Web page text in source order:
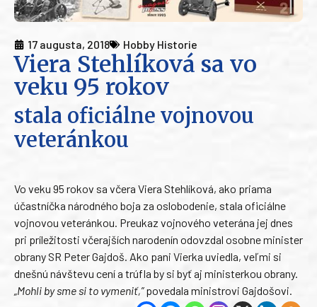
17 augusta, 2018 Hobby Historie
Viera Stehlíková sa vo
veku 95 rokov
stala oficiálne vojnovou
veteránkou
Vo veku 95 rokov sa včera Viera Stehlíková, ako priama
účastníčka národného boja za oslobodenie, stala oficiálne
vojnovou veteránkou. Preukaz vojnového veterána jej dnes
pri príležitosti včerajších narodenín odovzdal osobne minister
obrany SR Peter Gajdoš. Ako pani Vierka uviedla, veľmi si
dnešnú návštevu cení a trúfla by si byť aj ministerkou obrany.
„Mohli by sme si to vymeniť,”povedala ministrovi Gajdošovi.